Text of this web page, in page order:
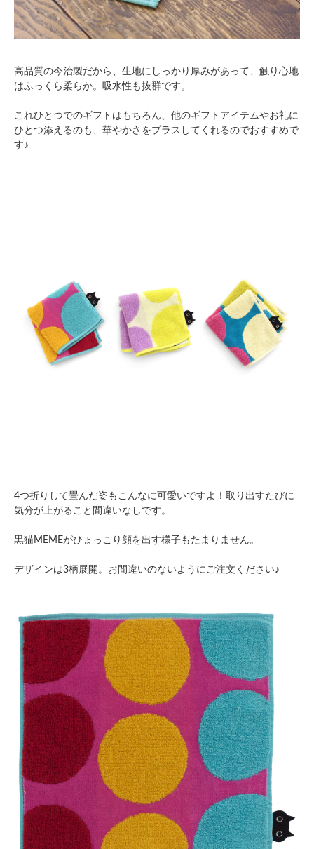
高品質の今治製だから、生地にしっかり厚みがあって、触り心地
はふっくら柔らか。吸水性も抜群です。
これひとつでのギフトはもちろん、他のギフトアイテムやお礼に
ひとつ添えるのも、華やかさをプラスしてくれるのでおすすめで
す♪
4つ折りして畳んだ姿もこんなに可愛いですよ！取り出すたびに
気分が上がること間違いなしです。
黒猫MEMEがひょっこり顔を出す様子もたまりません。
デザインは3柄展開。お間違いのないようにご注文ください♪